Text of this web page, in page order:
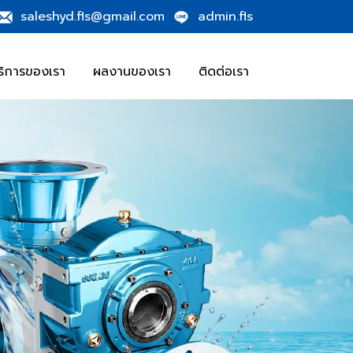
การของเรา ผลงานของเรา ติดต่อเรา
saleshyd.fls@gmail.com admin.fls